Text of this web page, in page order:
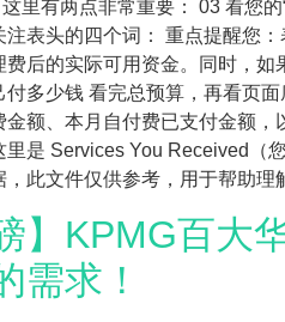
里有两点非常重要： 03 看您
注表头的四个词： 重点提醒您
费后的实际可用资金。同时，
付多少钱 看完总预算，再看页
金额、本月自付费已支付金额
里是 Services You Received（
，此文件仅供参考，用于帮助理
】KPMG百
需求！